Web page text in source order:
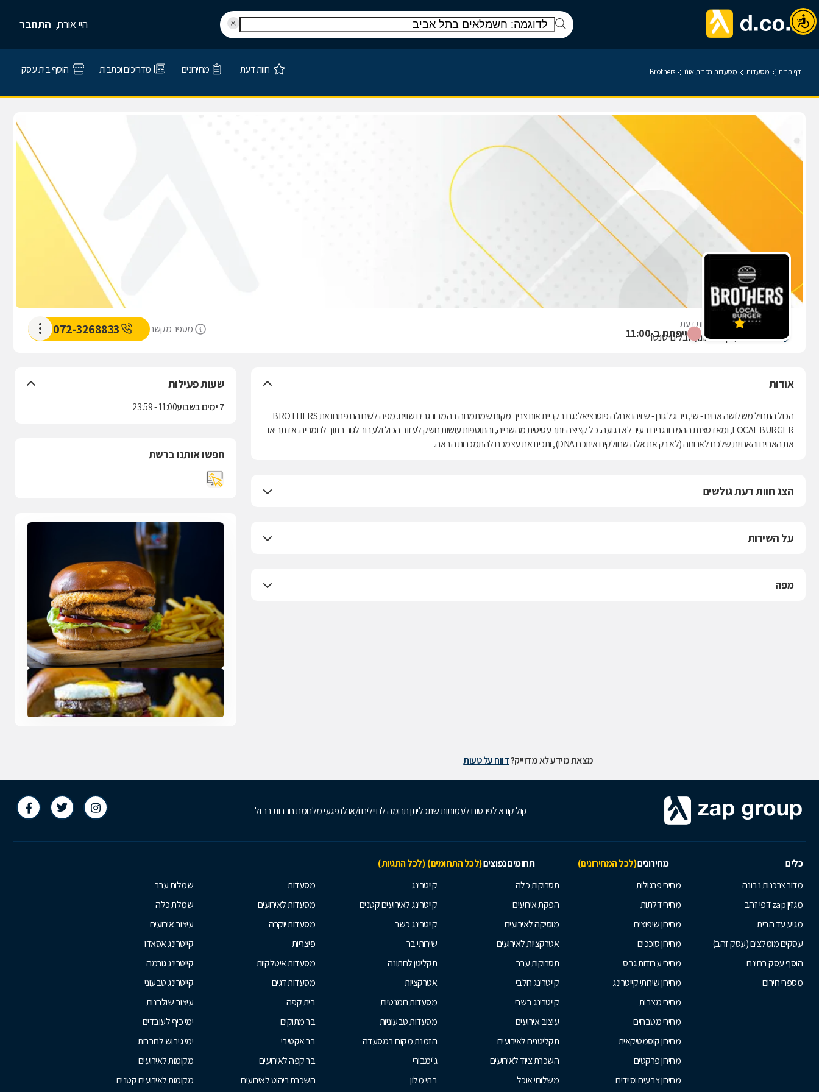
היי אורח, התחבר
דף הבית מסעדות מסעדות בקרית אונו Brothers חוות דעת מחירונים מדריכים וכתבות הוסף בית עסק
ייפתח ב-11:00
Brothers אין עדיין חוות דעת
המייסדים 3, קרית אונו, יובלים סנטר
מספר מקשר 072-3268833
אודות
הכול התחיל משלושה אחים - שי, ניר וגל גורן - שזיהו אחלה פוטנציאל: גם בקריית אונו צריך מקום שמתמחה בהמבורגרים שווים. מפה לשם הם פתחו את BROTHERS
LOCAL BURGER, ומאז סצנת ההמבורגרים בעיר לא רגועה. כל קציצה יותר עסיסית מהשנייה, והתוספות עושות חשק לעזוב הכול ולעבור לגור בתוך לחמנייה. אז תביאו
את האחים והאחיות שלכם לארוחה (לא רק את אלה שחולקים איתכם DNA), ותכינו את עצמכם להתמכרות הבאה.
הצג חוות דעת גולשים
על השירות
מפה
שעות פעילות
7 ימים בשבוע 11:00 - 23:59
חפשו אותנו ברשת
מצאת מידע לא מדוייק?דווח על טעות
קול קורא לפרסום לעמותות שתכליתן תרומה לחיילים ו/או לנפגעי מלחמת חרבות ברזל
כלים מחירונים(לכל המחירונים) תחומים נפוצים(לכל התחומים) (לכל התגיות)
מדור צרכנות נבונה
מגזין zap דפי זהב
מגיע עד הבית
עסקים מומלצים (עסק זהב)
הוסף עסק בחינם
מספרי חירום
מחירי פרגולות
מחירי דלתות
מחירון שיפוצים
מחירון סוככים
מחירי עבודות גבס
מחירון שירותי קייטרינג
מחירי מצבות
מחירי מטבחים
מחירון קוסמטיקאית
מחירון פרקטים
מחירון צבעים וסיידים
תסרוקות כלה
הפקת אירועים
מוסיקה לאירועים
אטרקציות לאירועים
תסרוקות ערב
קייטרינג חלבי
קייטרינג בשרי
עיצוב אירועים
תקליטנים לאירועים
השכרת ציוד לאירועים
משלוחי אוכל
קייטרינג
קייטרינג לאירועים קטנים
קייטרינג כשר
שירותי בר
תקליטן לחתונה
אטרקציות
מסעדות רומנטיות
מסעדות טבעוניות
הזמנת מקום במסעדה
ג'ימבורי
בתי מלון
מסעדות
מסעדות לאירועים
מסעדות יוקרה
פיצריות
מסעדות איטלקיות
מסעדות דגים
בית קפה
בר מתוקים
בר אקטיבי
בר קפה לאירועים
השכרת ריהוט לאירועים
שמלות ערב
שמלת כלה
עיצוב אירועים
קייטרינג אסאדו
קייטרינג גורמה
קייטרינג טבעוני
עיצוב שולחנות
ימי כיף לעובדים
ימי גיבוש לחברות
מקומות לאירועים
מקומות לאירועים קטנים